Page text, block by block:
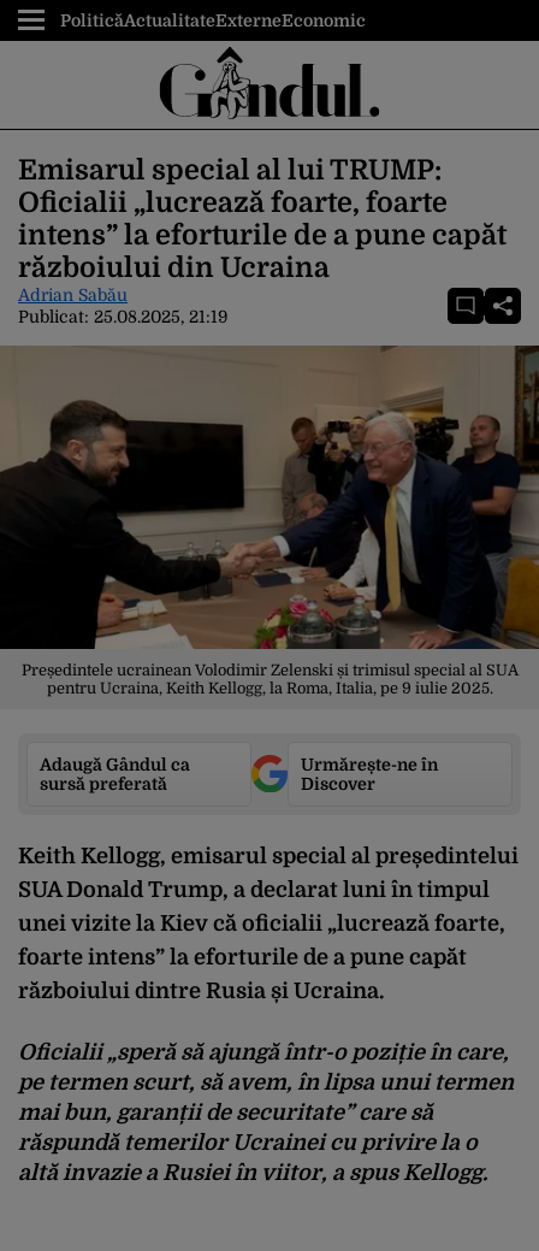
PoliticăActualitateExterneEconomic
Emisarul special al lui TRUMP:
Oficialii „lucrează foarte, foarte
intens” la eforturile de a pune capăt
războiului din Ucraina
Adrian Sabău
Publicat: 25.08.2025, 21:19
Președintele ucrainean Volodimir Zelenski și trimisul special al SUA
pentru Ucraina, Keith Kellogg, la Roma, Italia, pe 9 iulie 2025.
Adaugă Gândul ca
sursă preferată
Urmărește-ne în
Discover
Keith Kellogg, emisarul special al președintelui
SUA Donald Trump, a declarat luni în timpul
unei vizite la Kiev că oficialii „lucrează foarte,
foarte intens” la eforturile de a pune capăt
războiului dintre Rusia și Ucraina.
Oficialii „speră să ajungă într-o poziție în care,
pe termen scurt, să avem, în lipsa unui termen
mai bun, garanții de securitate” care să
răspundă temerilor Ucrainei cu privire la o
altă invazie a Rusiei în viitor, a spus Kellogg.